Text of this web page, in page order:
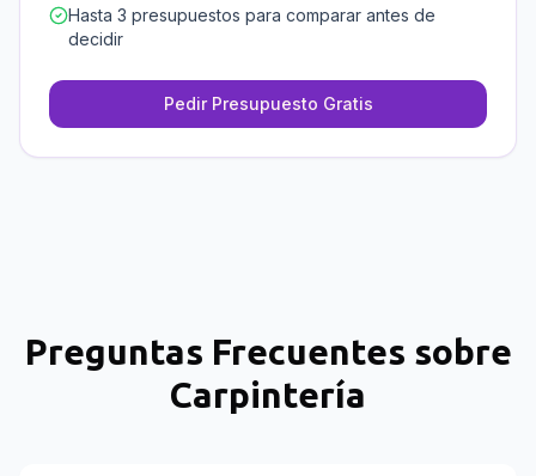
Hasta 3 presupuestos para comparar antes de
decidir
Pedir Presupuesto Gratis
Preguntas Frecuentes sobre
Carpintería